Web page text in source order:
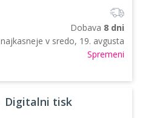
Dobava 8 dni
najkasneje v sredo, 19. avgusta
Spremeni
Digitalni tisk